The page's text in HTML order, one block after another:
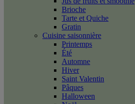
Brioche
Tarte et Quiche
Gratin
Cuisine saisonnière
Printemps
Été
Automne
Hiver
Saint Valentin
Pâques
Halloween